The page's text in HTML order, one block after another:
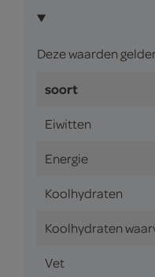
Deze waarden
soort
Eiwitten
Energie
Koolhydraten
Koolhydraten
Vet